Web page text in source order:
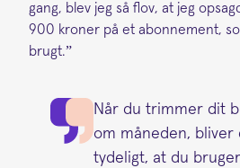
gang, blev jeg så flov, at jeg
900 kroner på et abonnement,
brugt.”
Når du trimmer dit
om måneden, bliver
tydeligt, at du